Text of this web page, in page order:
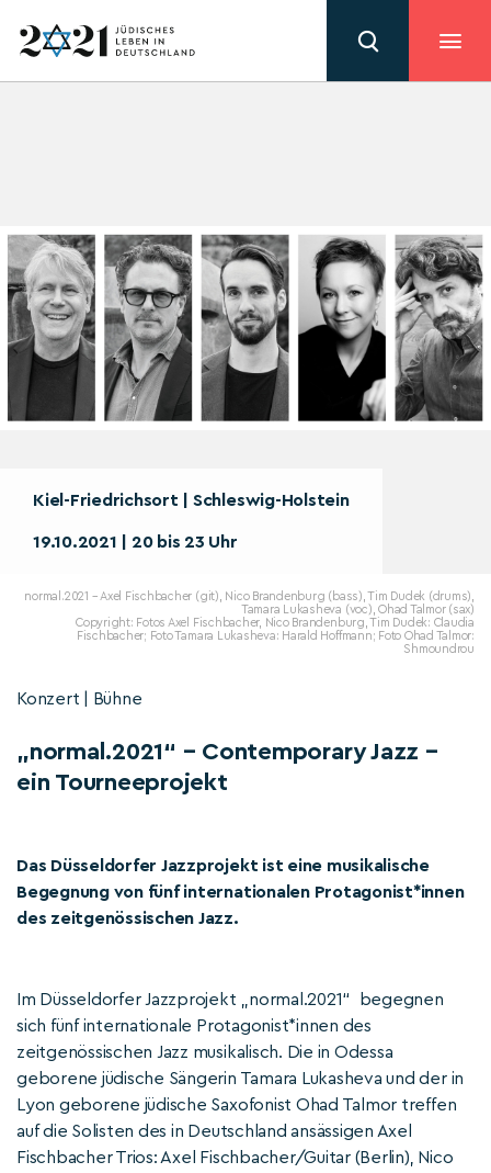
Kiel-Friedrichsort | Schleswig-Holstein
19.10.2021 | 20 bis 23 Uhr
normal.2021 – Axel Fischbacher (git), Nico Brandenburg (bass), Tim Dudek (drums),
Tamara Lukasheva (voc), Ohad Talmor (sax)
Copyright: Fotos Axel Fischbacher, Nico Brandenburg, Tim Dudek: Claudia
Fischbacher; Foto Tamara Lukasheva: Harald Hoffmann; Foto Ohad Talmor:
Shmoundrou
Konzert | Bühne
„normal.2021“ – Contemporary Jazz –
ein Tourneeprojekt
Das Düsseldorfer Jazzprojekt ist eine musikalische
Begegnung von fünf internationalen Protagonist*innen
des zeitgenössischen Jazz.
Im Düsseldorfer Jazzprojekt „normal.2021“ begegnen
sich fünf internationale Protagonist*innen des
zeitgenössischen Jazz musikalisch. Die in Odessa
geborene jüdische Sängerin Tamara Lukasheva und der in
Lyon geborene jüdische Saxofonist Ohad Talmor treffen
auf die Solisten des in Deutschland ansässigen Axel
Fischbacher Trios: Axel Fischbacher/Guitar (Berlin), Nico